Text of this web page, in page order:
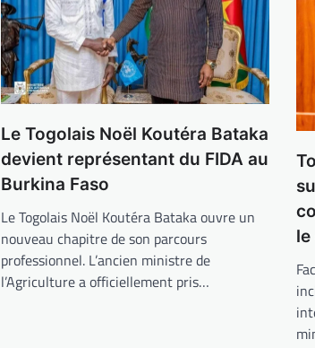
Le Togolais Noël Koutéra Bataka
devient représentant du FIDA au
Burkina Faso
Le Togolais Noël Koutéra Bataka ouvre un
nouveau chapitre de son parcours
professionnel. L’ancien ministre de
l’Agriculture a officiellement pris…
le